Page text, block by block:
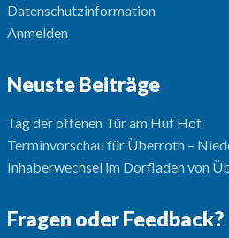
Datenschutzinformation
Anmelden
Neuste Beiträge
Tag der offenen Tür am Huf Hof
Terminvorschau für Überroth –
Inhaberwechsel im Dorfladen von
Fragen oder Feedback?